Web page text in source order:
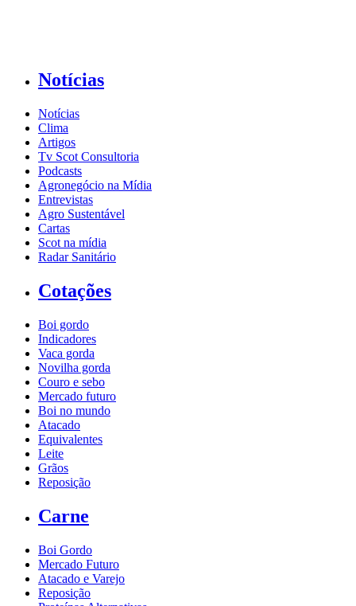
Notícias
Notícias
Clima
Artigos
Tv Scot Consultoria
Podcasts
Agronegócio na Mídia
Entrevistas
Agro Sustentável
Cartas
Scot na mídia
Radar Sanitário
Cotações
Boi gordo
Indicadores
Vaca gorda
Novilha gorda
Couro e sebo
Mercado futuro
Boi no mundo
Atacado
Equivalentes
Leite
Grãos
Reposição
Carne
Boi Gordo
Mercado Futuro
Atacado e Varejo
Reposição